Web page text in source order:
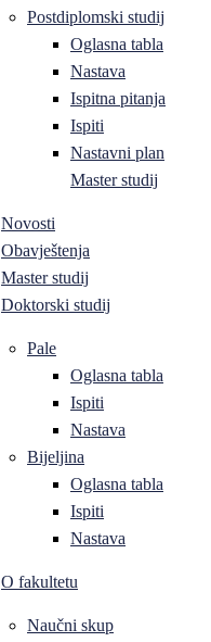
Postdiplomski studij
Oglasna tabla
Nastava
Ispitna pitanja
Ispiti
Nastavni plan
Master studij
Novosti
Obavještenja
Master studij
Doktorski studij
Pale
Oglasna tabla
Ispiti
Nastava
Bijeljina
Oglasna tabla
Ispiti
Nastava
O fakultetu
Naučni skup